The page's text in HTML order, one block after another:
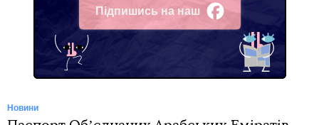
Підпишись на наш
Facebook
Новини